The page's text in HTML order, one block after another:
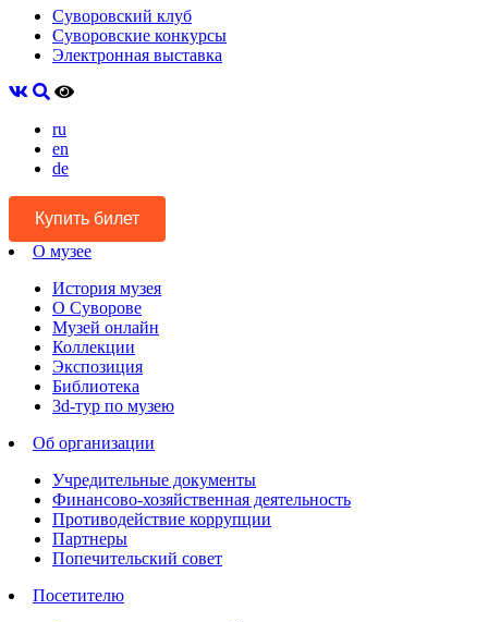
Суворовский клуб
Суворовские конкурсы
Электронная выставка
ru
en
de
Купить билет
О музее
История музея
О Суворове
Музей онлайн
Коллекции
Экспозиция
Библиотека
3d-тур по музею
Об организации
Учредительные документы
Финансово-хозяйственная деятельность
Противодействие коррупции
Партнеры
Попечительский совет
Посетителю